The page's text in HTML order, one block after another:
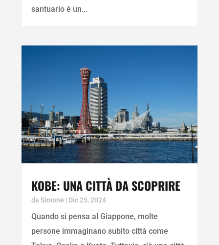
santuario è un...
KOBE: UNA CITTÀ DA SCOPRIRE
da Simone | Dic 25, 2024
Quando si pensa al Giappone, molte
persone immaginano subito città come